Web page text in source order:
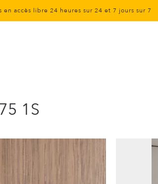
en accès libre 24 heures sur 24 et 7 jours sur 7
1S